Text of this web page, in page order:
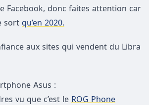
Facebook, donc faites attention car
sort qu’en 2020.
aux sites qui vendent du Libra
Asus :
vu que c’est le ROG Phone